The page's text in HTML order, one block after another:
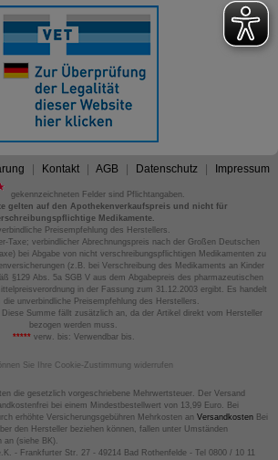
Kontakt AGB Datenschutz Impressum
gekennzeichneten Felder sind Pflichtangaben.
gelten auf den Apothekenverkaufspreis und nicht für
Medikamente.
Preisempfehlung des Herstellers.
Taxe; verbindlicher Abrechnungspreis nach der Großen Deutschen
bei Abgabe von nicht verschreibungspflichtigen Medikamenten zu
(z.B. bei Verschreibung des Medikaments an Kinder
§129 Abs. 5a SGB V aus dem Abgabepreis des pharmazeutischen
in der Fassung zum 31.12.2003 ergibt. Es handelt
die unverbindliche Preisempfehlung des Herstellers.
Summe fällt zusätzlich an, da der Artikel direkt vom Hersteller
bezogen werden muss.
*****verw. bis: Verwendbar bis.
Sie Ihre Cookie-Zustimmung widerrufen
die gesetzlich vorgeschriebene Mehrwertsteuer. Der Versand
bei einem Mindestbestellwert von 13,99 Euro. Bei
erhöhte Versicherungsgebühren Mehrkosten an VersandkostenBei
den Hersteller beziehen können, fallen unter Umständen
(siehe BK).
- Frankfurter Str. 27 - 49214 Bad Rothenfelde - Tel 0800 / 10 11